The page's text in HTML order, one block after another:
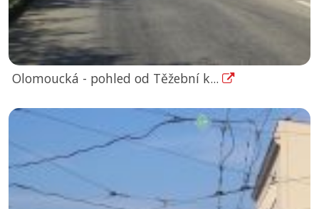
Olomoucká - pohled od Těžební k...